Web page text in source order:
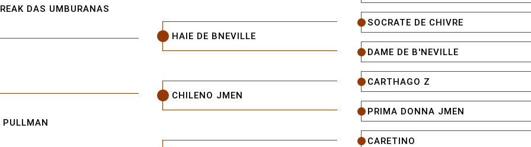
DAS UMBURANAS
HAIE DE BNEVILLE
CHILENO JMEN
SOCRATE DE CHIVRE
DAME DE B'NEVILLE
CARTHAGO Z
PRIMA DONNA JMEN
CARETINO